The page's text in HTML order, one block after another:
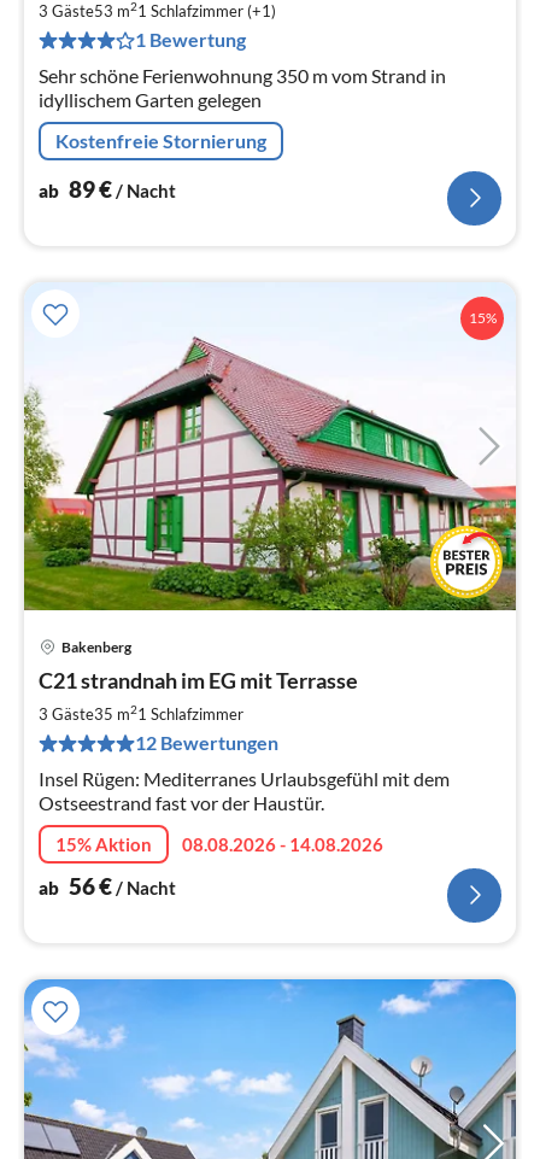
3 Gäste53 m21 Schlafzimmer (+1)
1 Bewertung
Sehr schöne Ferienwohnung 350 m vom Strand in
idyllischem Garten gelegen
Kostenfreie Stornierung
ab 89€/ Nacht
15%
Bakenberg
C21 strandnah im EG mit Terrasse
3 Gäste35 m21 Schlafzimmer
12 Bewertungen
Insel Rügen: Mediterranes Urlaubsgefühl mit dem
Ostseestrand fast vor der Haustür.
15% Aktion
08.08.2026 - 14.08.2026
ab 56€/ Nacht